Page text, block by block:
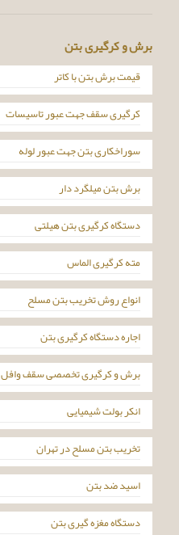
برش و کرگیری بتن
قیمت برش بتن با کاتر
کرگیری سقف جهت عبور تاسیسات
سوراخکاری بتن جهت عبور لوله
برش بتن میلگرد دار
دستگاه کرگیری بتن هیلتی
مته کرگیری الماس
انواع روش تخریب بتن مسلح
اجاره دستگاه کرگیری بتن
برش و کرگیری تخصصی سقف وافل
انکر بولت شیمیایی
تخریب بتن مسلح در تهران
اسید ضد بتن
دستگاه مغزه گیری بتن